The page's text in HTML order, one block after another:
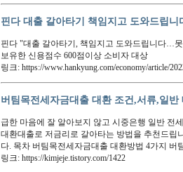
핀다 대출 갈아타기 책임지고 도와드립
핀다 "대출 갈아타기, 책임지고 도와드립니다…
보유한 신용점수 600점이상 소비자 대상
링크: https://www.hankyung.com/economy/article/
버팀목전세자금대출 대환 조건,서류,일
급한 마음에 잘 알아보지 않고 시중은행 일반 전
대환대출로 저금리로 갈아타는 방법을 추천드립
다. 목차 버팀목전세자금대출 대환방법 4가지 버
링크: https://kimjeje.tistory.com/1422